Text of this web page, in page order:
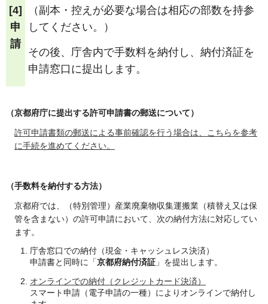
[4]
申
請
（副本・控えが必要な場合は相応の部数を持参
してください。）
その後、庁舎内で手数料を納付し、納付済証を
申請窓口に提出します。
（京都府庁に提出する許可申請書の郵送について）
許可申請書類の郵送による事前確認を行う場合は、こちらを参考
に手続を進めてください。
（手数料を納付する方法）
京都府では、（特別管理）産業廃棄物収集運搬業（積替え又は保
管を含まない）の許可申請において、次の納付方法に対応してい
ます。
庁舎窓口での納付（現金・キャッシュレス決済）
申請書と同時に「京都府納付済証 」を提出します。
オンラインでの納付（クレジットカード決済）
スマート申請（電子申請の一種）によりオンラインで納付し